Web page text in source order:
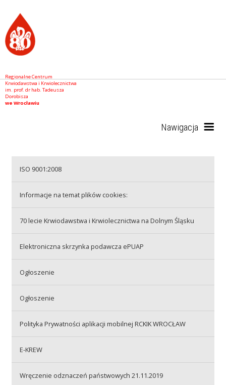
Regionalne Centrum
Krwiodawstwa i Krwiolecznictwa
im. prof. dr hab. Tadeusza
Dorobisza
we Wrocławiu
Nawigacja
Akcje wyjazdowe
Szkolenia
ISO 9001:2008
Informacje na temat plików cookies:
70 lecie Krwiodawstwa i Krwiolecznictwa na Dolnym Śląsku
Elektroniczna skrzynka podawcza ePUAP
Ogłoszenie
Ogłoszenie
Polityka Prywatności aplikacji mobilnej RCKIK WROCŁAW
E-KREW
Wręczenie odznaczeń państwowych 21.11.2019